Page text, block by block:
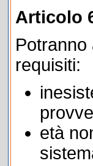
Articolo
requisiti:
età